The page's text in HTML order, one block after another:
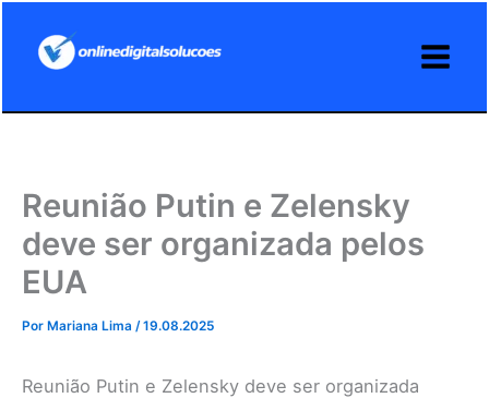
Reunião Putin e Zelensky
deve ser organizada pelos
EUA
Por Mariana Lima /19.08.2025
Reunião Putin e Zelensky deve ser organizada